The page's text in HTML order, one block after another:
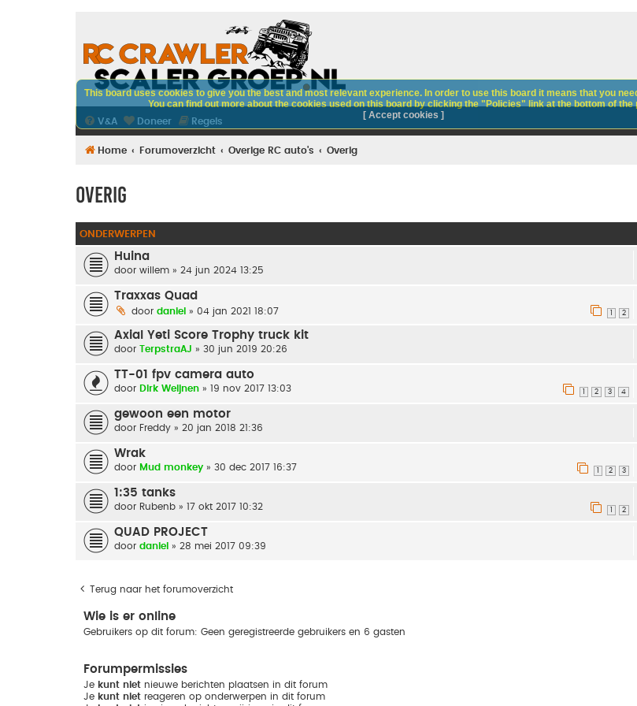
V&A Doneer Regels
Home Forumoverzicht Overige RC auto's Overig
Overig
ONDERWERPEN
Huina
door willem » 24 jun 2024 13:25
Traxxas Quad
door daniel » 04 jan 2021 18:07 2
Axial Yeti Score Trophy truck kit
door TerpstraAJ » 30 jun 2019 20:26
TT-01 fpv camera auto
door Dirk Weijnen » 19 nov 2017 13:03 2 3 4
gewoon een motor
door Freddy » 20 jan 2018 21:36
Wrak
door Mud monkey » 30 dec 2017 16:37 2 3
1:35 tanks
door Rubenb » 17 okt 2017 10:32 2
QUAD PROJECT
door daniel » 28 mei 2017 09:39
Terug naar het forumoverzicht
Wie is er online
Gebruikers op dit forum: Geen geregistreerde gebruikers en 6 gasten
Forumpermissies
Je kunt niet nieuwe berichten plaatsen in dit forum
Je kunt niet reageren op onderwerpen in dit forum
This board uses cookies to give you the best and most relevant experience. In order to use this board it means that you
You can find out more about the cookies used on this board by clicking the "Policies" link at the bottom of the
[ Accept cookies ]